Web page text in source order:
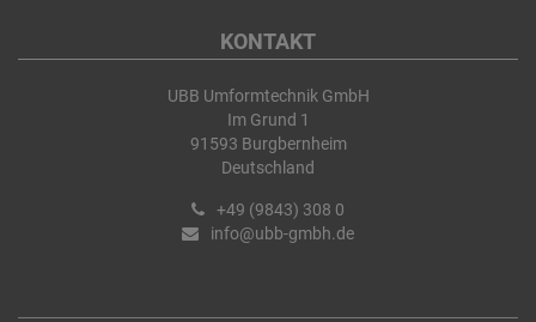
KONTAKT
UBB Umformtechnik GmbH
Im Grund 1
91593 Burgbernheim
Deutschland
+49 (9843) 308 0
info@ubb-gmbh.de